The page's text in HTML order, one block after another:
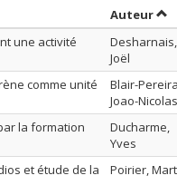
Auteur
une activité
Desharnais,
Joël
comme unité
Blair-
Joao-Nicolas
la formation
Ducharme,
Yves
et étude de la
Poirier,